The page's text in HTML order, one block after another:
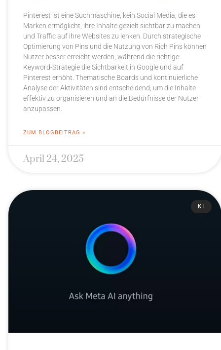
Pinterest ist eine Suchmaschine, kein Social Media, die es
Marken ermöglicht, ihre Inhalte gezielt sichtbar zu machen
und Traffic auf ihre Websites zu lenken. Durch strategische
Optimierung von Pins und die Nutzung von Rich Pins können
Nutzer besser erreicht werden, während die richtige
Keyword-Strategie die Sichtbarkeit in Google und auf
Pinterest erhöht. Thematische Boards und kontinuierliche
Analyse der Aktivitäten sind entscheidend, um die Inhalte
effektiv zu organisieren und an die Bedürfnisse der Nutzer
anzupassen.
ZUM BLOGBEITRAG »
April 24, 2025
KI